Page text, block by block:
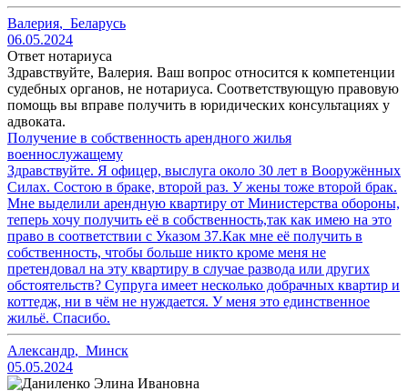
Валерия, Беларусь
06.05.2024
Ответ нотариуса
Здравствуйте, Валерия. Ваш вопрос относится к компетенции
судебных органов, не нотариуса. Соответствующую правовую
помощь вы вправе получить в юридических консультациях у
адвоката.
Получение в собственность арендного жилья
военнослужащему
Здравствуйте. Я офицер, выслуга около 30 лет в Вооружённых
Силах. Состою в браке, второй раз. У жены тоже второй брак.
Мне выделили арендную квартиру от Министерства обороны,
теперь хочу получить её в собственность,так как имею на это
право в соответствии с Указом 37.Как мне её получить в
собственность, чтобы больше никто кроме меня не
претендовал на эту квартиру в случае развода или других
обстоятельств? Супруга имеет несколько добрачных квартир и
коттедж, ни в чём не нуждается. У меня это единственное
жильё. Спасибо.
Александр, Минск
05.05.2024